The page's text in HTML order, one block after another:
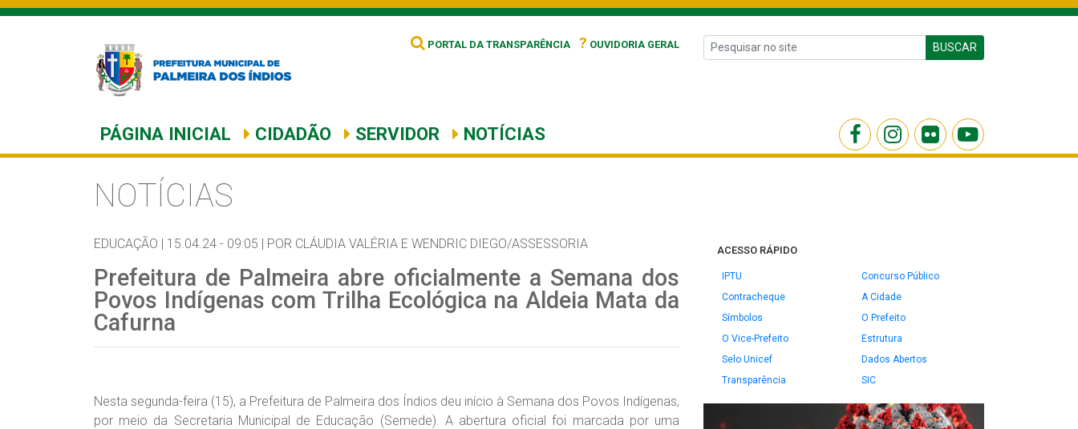
PORTAL DA TRANSPARÊNCIA ? OUVIDORIA GERAL BUSCAR
PÁGINA INICIAL CIDADÃO SERVIDOR NOTÍCIAS
NOTÍCIAS
EDUCAÇÃO | 15.04.24 - 09:05 | POR CLÁUDIA VALÉRIA E WENDRIC DIEGO/ASSESSORIA
Prefeitura de Palmeira abre oficialmente a Semana dos
Povos Indígenas com Trilha Ecológica na Aldeia Mata da
Cafurna
Nesta segunda-feira (15), a Prefeitura de Palmeira dos Índios deu início à Semana dos Povos Indígenas,
por meio da Secretaria Municipal de Educação (Semede). A abertura oficial foi marcada por uma
ACESSO RÁPIDO
IPTU
Concurso Público
Contracheque
A Cidade
Símbolos
O Prefeito
O Vice-Prefeito
Estrutura
Selo Unicef
Dados Abertos
Transparência
SIC